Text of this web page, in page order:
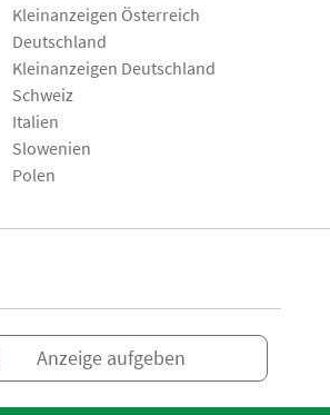
Kleinanzeigen Österreich
Deutschland
Kleinanzeigen Deutschland
Schweiz
Italien
Slowenien
Polen
Anzeige aufgeben